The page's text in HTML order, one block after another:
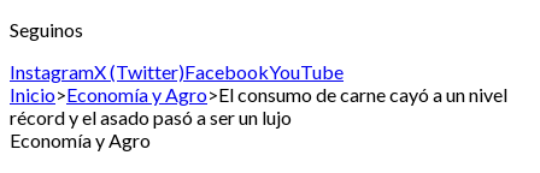
Seguinos
InstagramX (Twitter)FacebookYouTube
Inicio>Economía y Agro>El consumo de carne cayó a un nivel
récord y el asado pasó a ser un lujo
Economía y Agro